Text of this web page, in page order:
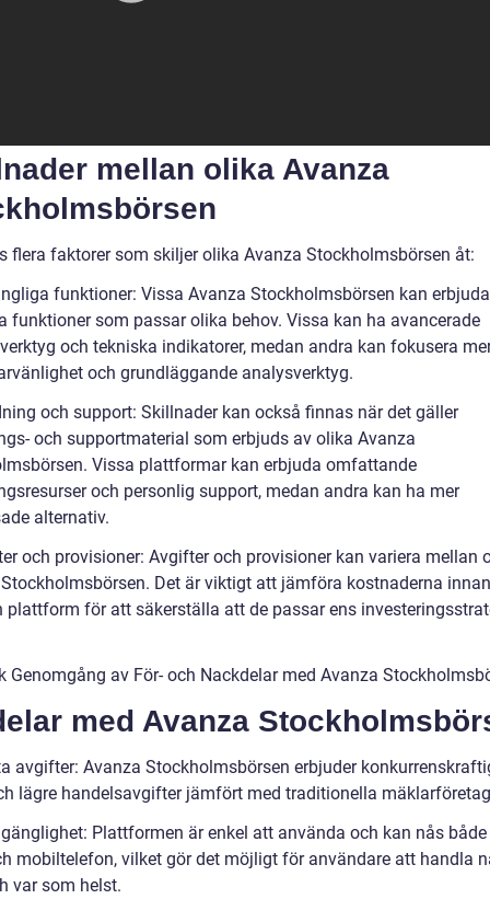
mellan olika Avanza
flera faktorer som skiljer olika Avanza Stockholmsbörsen åt:
funktioner: Vissa Avanza Stockholmsbörsen kan erbjuda
funktioner som passar olika behov. Vissa kan ha avancerade
och tekniska indikatorer, medan andra kan fokusera
och grundläggande analysverktyg.
och support: Skillnader kan också finnas när det gäller
och supportmaterial som erbjuds av olika Avanza
Vissa plattformar kan erbjuda omfattande
och personlig support, medan andra kan ha mer
alternativ.
och provisioner: Avgifter och provisioner kan variera mellan
Det är viktigt att jämföra kostnaderna
plattform för att säkerställa att de passar ens
Genomgång av För- och Nackdelar med Avanza
med Avanza
avgifter: Avanza Stockholmsbörsen erbjuder
lägre handelsavgifter jämfört med traditionella
Plattformen är enkel att använda och kan nås
mobiltelefon, vilket gör det möjligt för användare att handla
var som helst.